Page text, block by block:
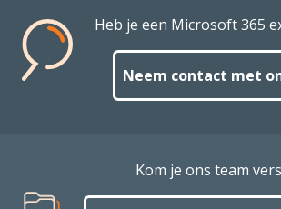
Heb je een Microsoft 365
Neem contact met
Kom je ons team